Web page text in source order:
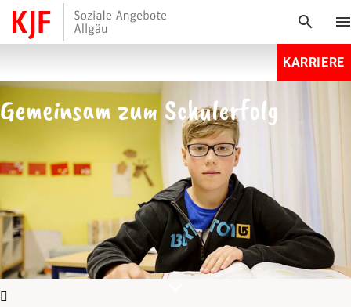
search
KARRIERE
Gemeinsam zum Schulerfolg
expand_more